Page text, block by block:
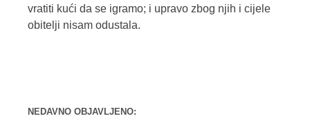
vratiti kući da se igramo; i upravo zbog njih i cijele
obitelji nisam odustala.
NEDAVNO OBJAVLJENO: